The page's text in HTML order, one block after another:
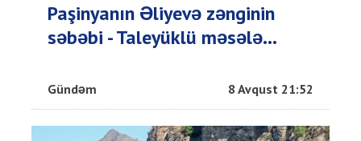
Paşinyanın Əliyevə zənginin
səbəbi - Taleyüklü məsələ...
Gündəm 8 Avqust 21:52